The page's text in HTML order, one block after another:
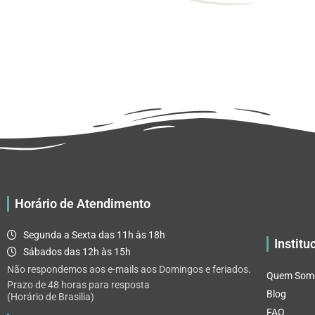
Horário de Atendimento
Segunda a Sexta das 11h às 18h
Sábados das 12h às 15h
Não respondemos aos e-mails aos Domingos e feriados.
Prazo de 48 horas para resposta
(Horário de Brasilia)
Quem
Blog
FAQ